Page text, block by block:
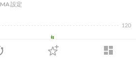
dashboard
登入
120
MA 設定